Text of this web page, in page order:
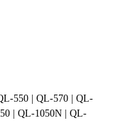
550 | QL-570 | QL-
| QL-1050N | QL-